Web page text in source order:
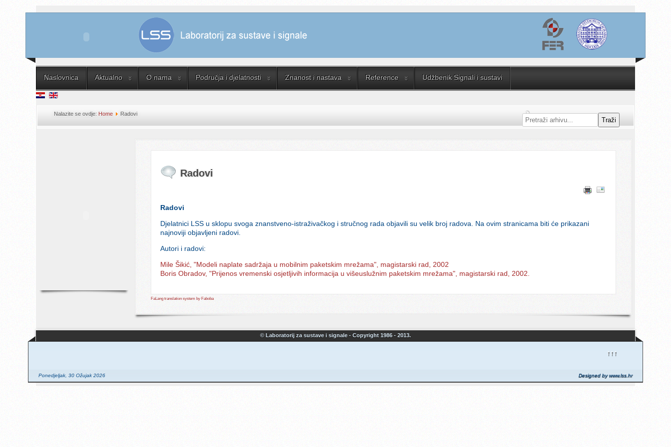
Naslovnica Aktualno O nama Područja i djelatnosti Znanost i nastava Reference Udžbenik Signali i sustavi
Nalazite se ovdje:Home Radovi
Traži
Radovi
Radovi
Djelatnici LSS u sklopu svoga znanstveno-istraživačkog i stručnog rada objavili su velik broj radova. Na ovim stranicama biti će prikazani
najnoviji objavljeni radovi.
Autori i radovi:
Mile Šikić, "Modeli naplate sadržaja u mobilnim paketskim mrežama", magistarski rad, 2002
Boris Obradov, "Prijenos vremenski osjetljivih informacija u višeuslužnim paketskim mrežama", magistarski rad, 2002.
FaLang translation system by Faboba
© Laboratorij za sustave i signale - Copyright 1986 - 2013.
↑↑↑
Ponedjeljak, 30 Ožujak 2026 Designed by www.lss.hr